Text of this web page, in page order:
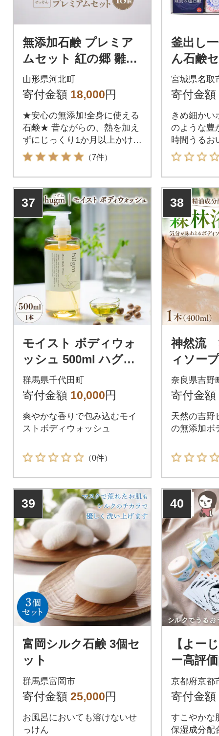
無添加石鹸 プレミア
ムセット 紅の郷 雛石
鹸 18個セット 全16種
+季節限定2個
山形県河北町
寄付金額 18,000円
★安心の無添加!全身に使える
石鹸★ 昔ながらの、熱を加え
ずにじっくり1か月以上かけて
作る【コールドプロセス製
法】で作った石けんです。肌
に吸い付くようなもっちり泡
で気持ちよく洗え、おどろく
ほどお肌がもっちりしっとり
します。瑞々しいハーブや蜂
蜜などの本物の素材から抽出
した植物原料を使った石鹸
は、河北町の豊かな自然がも
たらす何よりも安心な山形の
恵みです。
（7件）
釜出し
ん石鹸
添加
宮城県名取
寄付金額
きめ細かい
のような豊
時間うるお
湿性を両立
でみずみず
燥肌や敏感
スキンケア
く愛用され
鹸です。
の方、肌の
てご使用い
37
モイスト ボディウォ
ッシュ 500ml ハグム
ch023-001r
群馬県千代田町
寄付金額 10,000円
爽やかな香りで包み込むモイ
ストボディウォッシュ
（0件）
38
神然流
ィソープ
奈良県吉野
寄付金額
天然の吉野
の無添加ボ
39
富岡シルク石鹸 3個セ
ット
群馬県富岡市
寄付金額 25,000円
お風呂においても溶けないせ
っけん
40
【よー
ー高評
るおう
り》セ
ト
京都府京都
寄付金額
すこやかな
保湿成分配